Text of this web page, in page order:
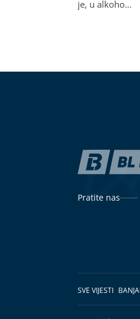
je, u alkoho…
Pratite nas
SVE VIJESTI